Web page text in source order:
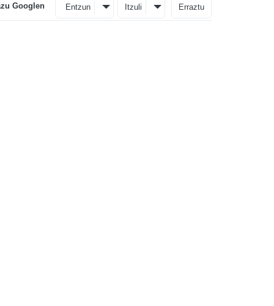
Googlen Entzun Itzuli Erraztu